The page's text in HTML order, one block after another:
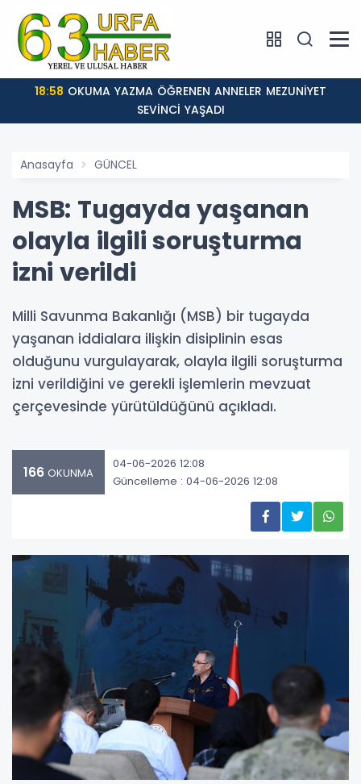
18:58
SEVİNCİ YAŞADI
Anasayfa GÜNCEL
MSB: Tugayda yaşanan
olayla ilgili soruşturma
izni verildi
Milli Savunma Bakanlığı (MSB) bir tugayda
yaşanan iddialara ilişkin disiplinin esas
olduğunu vurgulayarak, olayla ilgili soruşturma
izni verildiğini ve gerekli işlemlerin mevzuat
çerçevesinde yürütüldüğünü açıkladı.
166 OKUNMA
04-06-2026 12:08
Güncelleme : 04-06-2026 12:08